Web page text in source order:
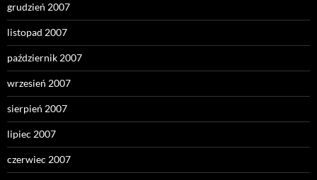
grudzień 2007
listopad 2007
październik 2007
wrzesień 2007
sierpień 2007
lipiec 2007
czerwiec 2007